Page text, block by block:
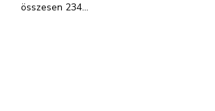
összesen 234...